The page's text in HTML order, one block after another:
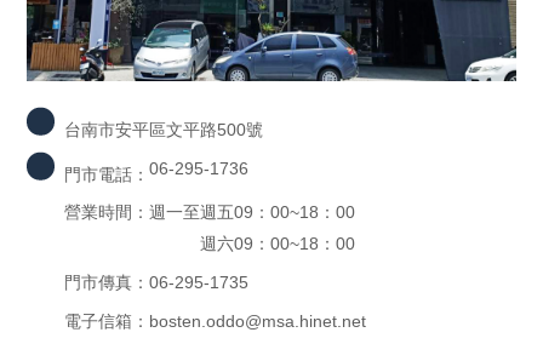
台南市安平區文平路500號
門市電話： 06-295-1736
營業時間： 週一至週五09：00~18：00
週六09：00~18：00
門市傳真： 06-295-1735
電子信箱： bosten.oddo@msa.hinet.net